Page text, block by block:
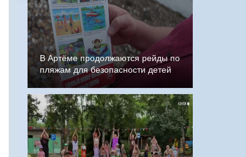
В Артёме продолжаются рейды по
пляжам для безопасности детей